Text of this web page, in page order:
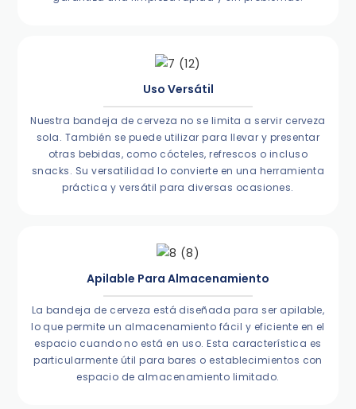
Uso Versátil
Nuestra bandeja de cerveza no se limita a servir cerveza
sola. También se puede utilizar para llevar y presentar
otras bebidas, como cócteles, refrescos o incluso
snacks. Su versatilidad lo convierte en una herramienta
práctica y versátil para diversas ocasiones.
Apilable Para Almacenamiento
La bandeja de cerveza está diseñada para ser apilable,
lo que permite un almacenamiento fácil y eficiente en el
espacio cuando no está en uso. Esta característica es
particularmente útil para bares o establecimientos con
espacio de almacenamiento limitado.